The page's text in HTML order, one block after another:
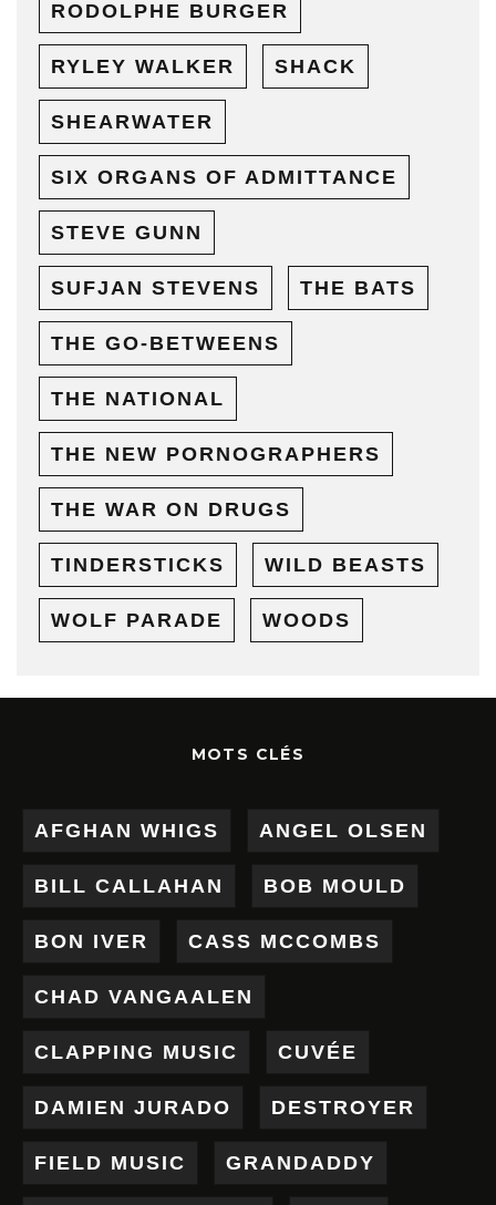
RODOLPHE BURGER
RYLEY WALKER SHACK
SHEARWATER
SIX ORGANS OF ADMITTANCE
STEVE GUNN
SUFJAN STEVENS THE BATS
THE GO-BETWEENS
THE NATIONAL
THE NEW PORNOGRAPHERS
THE WAR ON DRUGS
TINDERSTICKS WILD BEASTS
WOLF PARADE WOODS
MOTS CLÉS
AFGHAN WHIGS ANGEL OLSEN
BILL CALLAHAN BOB MOULD
BON IVER CASS MCCOMBS
CHAD VANGAALEN
CLAPPING MUSIC CUVÉE
DAMIEN JURADO DESTROYER
FIELD MUSIC GRANDADDY